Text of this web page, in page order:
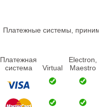
Платежные системы,
Платежная
система
Virtual
Electron,
Maestro